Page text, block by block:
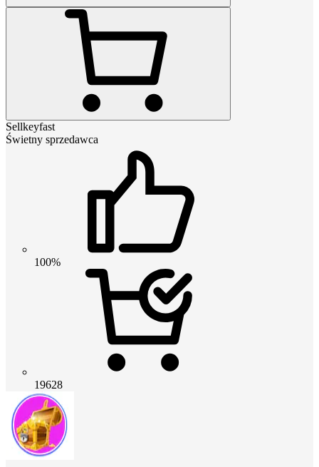
Sellkeyfast
Świetny sprzedawca
100%
19628